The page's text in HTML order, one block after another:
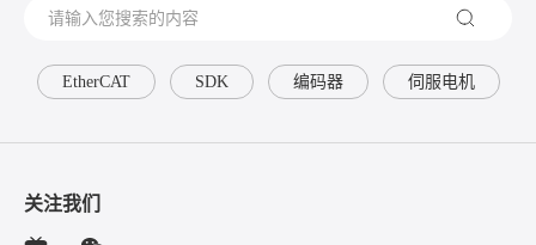
EtherCAT SDK 编码器 伺服电机
关注我们